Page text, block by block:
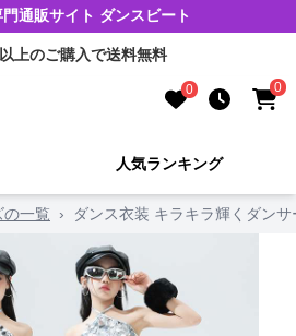
通販サイト ダンスビート
上のご購入で送料無料
0 0
人気ランキング
の一覧 › ダンス衣装 キラキラ輝くダン